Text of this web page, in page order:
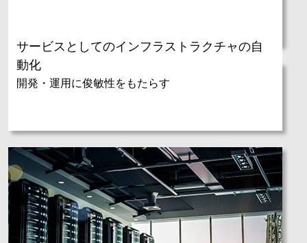
サービスとしてのインフラストラクチャの自
動化
開発・運用に俊敏性をもたらす